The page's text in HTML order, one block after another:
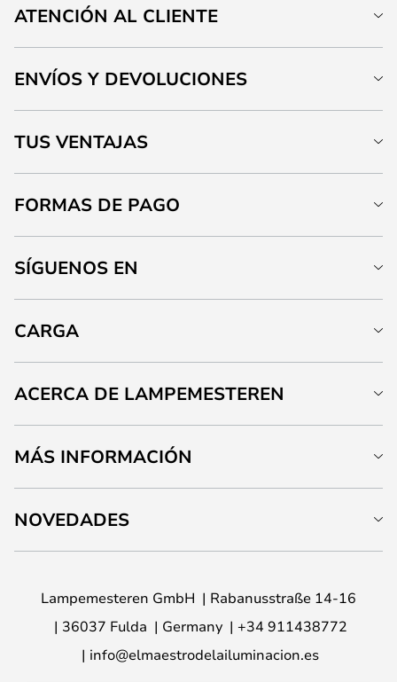
ATENCIÓN AL CLIENTE
ENVÍOS Y DEVOLUCIONES
TUS VENTAJAS
FORMAS DE PAGO
SÍGUENOS EN
CARGA
ACERCA DE LAMPEMESTEREN
MÁS INFORMACIÓN
NOVEDADES
Lampemesteren GmbH
Rabanusstraße 14-16
36037 Fulda
Germany
+34 911438772
info@elmaestrodelailuminacion.es